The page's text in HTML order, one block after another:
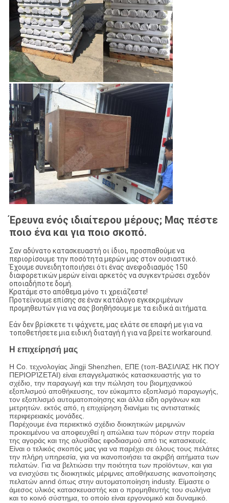
Έρευνα ενός ιδιαίτερου μέρους; Μας πέστε
ποιο ένα και για ποιο σκοπό.
Σαν αδύνατο κατασκευαστή οι ίδιοι, προσπαθούμε να
περιορίσουμε την ποσότητα μερών μας στον ουσιαστικό.
Έχουμε συνειδητοποιήσει ότι ένας ανεφοδιασμός 150
διαφορετικών μερών είναι αρκετός να συγκεντρώσει σχεδόν
οποιαδήποτε δομή.
Κρατάμε στο απόθεμα μόνο τι χρειάζεστε!
Προτείνουμε επίσης σε έναν κατάλογο εγκεκριμένων
προμηθευτών για να σας βοηθήσουμε με τα ειδικά αιτήματα.
Εάν δεν βρίσκετε τι ψάχνετε, μας ελάτε σε επαφή με για να
τοποθετήσετε μια ειδική διαταγή ή για να βρείτε workaround.
Η επιχείρησή μας
Η Co. τεχνολογίας Jingji Shenzhen, ΕΠΕ (τοπ-ΒΑΣΙΛΙΆΣ HK ΠΟΥ
ΠΕΡΙΟΡΊΖΕΤΑΙ) είναι επαγγελματικός κατασκευαστής για το
σχέδιο, την παραγωγή και την πώληση του βιομηχανικού
εξοπλισμού αποθήκευσης, τον εύκαμπτο εξοπλισμό παραγωγής,
τον εξοπλισμό αυτοματοποίησης και άλλα είδη οργάνων και
μετρητών. εκτός από, η επιχείρηση διανέμει τις αντιστατικές
περιφερειακές μονάδες.
Παρέχουμε ένα περιεκτικό σχέδιο διοικητικών μεριμνών
προκειμένου να αποφευχθεί η απώλεια των πόρων στην πορεία
της αγοράς και της αλυσίδας εφοδιασμού από τις κατασκευές.
Είναι ο τελικός σκοπός μας για να παρέχει σε όλους τους πελάτες
την πλήρη υπηρεσία, για να ικανοποιήσει τα ακριβή αιτήματα των
πελατών. Για να βελτιώσει την ποιότητα των προϊόντων, και για
να ενισχύσει τις διοικητικές μέριμνες αποθήκευσης ικανοποίησης
πελατών annd όπως στην αυτοματοποίηση industy. Είμαστε ο
άμεσος υλικός κατασκευαστής και ο προμηθευτής του σωλήνα
και το κοινό σύστημα, το οποίο είναι εργονομικό και δυναμικό.